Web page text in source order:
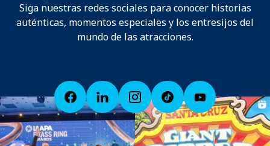
Siga nuestras redes sociales para conocer historias
auténticas, momentos especiales y los entresijos del
mundo de las atracciones.